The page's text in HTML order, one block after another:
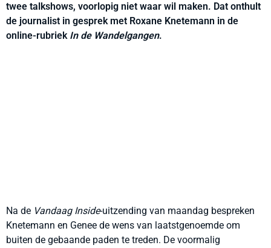
twee talkshows, voorlopig niet waar wil maken. Dat onthult
de journalist in gesprek met Roxane Knetemann in de
online-rubriekIn de Wandelgangen.
Na de Vandaag Inside-uitzending van maandag bespreken
Knetemann en Genee de wens van laatstgenoemde om
buiten de gebaande paden te treden. De voormalig